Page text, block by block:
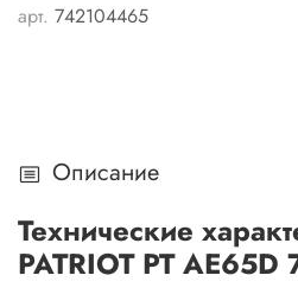
арт. 742104465
Описание
Технические
PATRIOT PT